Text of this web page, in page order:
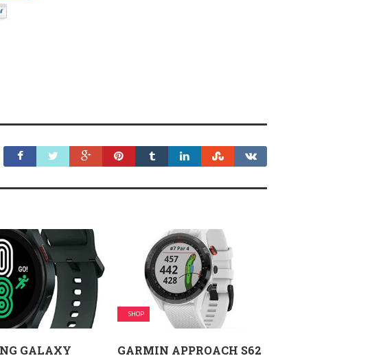
GALAXY
SHOP
GARMIN APPROACH S62